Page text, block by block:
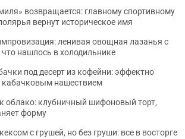
возвращается: главному спортивному
вернут историческое имя
ленивая овощная лазанья с
нашлось в холодильнике
под десерт из кофейни: эффектно
кабачковым нашествием
облако: клубничный шифоновый торт,
форму
с грушей, но без груши: все в восторге